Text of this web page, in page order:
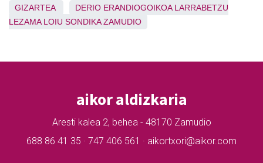
GIZARTEA DERIO ERANDIOGOIKOA LARRABETZU
LEZAMA LOIU SONDIKA ZAMUDIO
aikor aldizkaria
Aresti kalea 2, behea - 48170 Zamudio
688 86 41 35 · 747 406 561 · aikortxori@aikor.com